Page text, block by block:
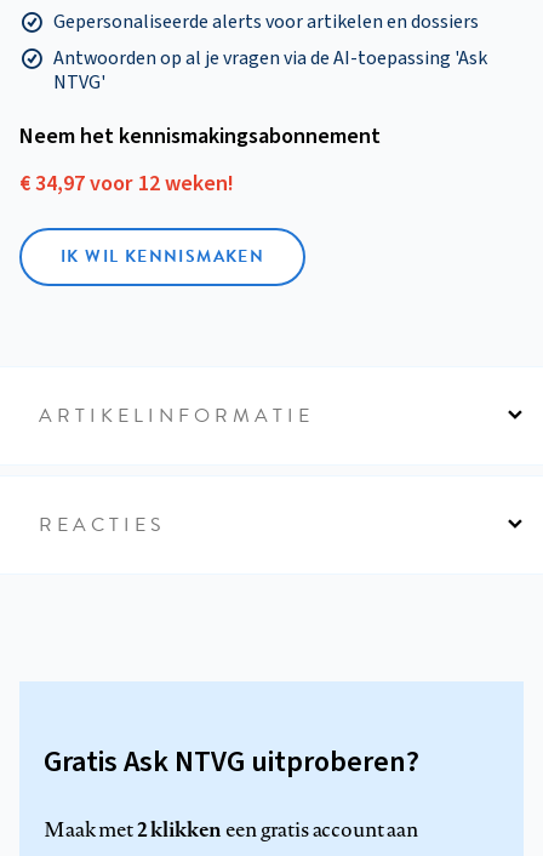
Gepersonaliseerde alerts voor artikelen en dossiers
Antwoorden op al je vragen via de AI-toepassing 'Ask
NTVG'
Neem het kennismakings­abonnement
€ 34,97 voor 12 weken!
IK WIL KENNISMAKEN
ARTIKELINFORMATIE
REACTIES
Gratis Ask NTVG uitproberen?
Maak met2 klikkeneen gratis account aan